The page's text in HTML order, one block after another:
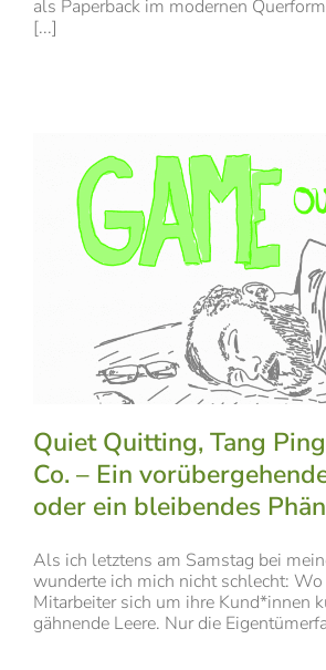
als Paperback im modernen
[...]
Quiet Quitting, Tang
Co. – Ein
oder ein bleibendes
Als ich letztens am Samstag bei
wunderte ich mich nicht schlecht:
Mitarbeiter sich um ihre Kund*innen
gähnende Leere. Nur die